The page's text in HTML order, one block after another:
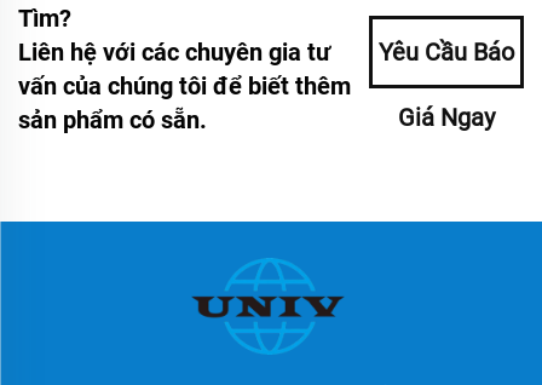
Tìm?
Liên hệ với các chuyên gia tư
vấn của chúng tôi để biết thêm
sản phẩm có sẵn.
Yêu Cầu Báo
Giá Ngay